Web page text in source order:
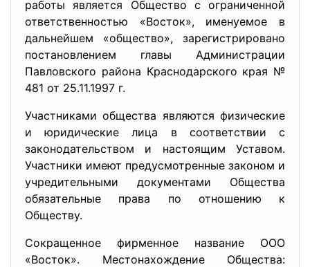
работы является Общество с ограниченной
ответственностью «Восток», именуемое в
дальнейшем «общество», зарегистрировано
постановлением главы Администрации
Павловского района Краснодарского края №
481 от 25.11.1997 г.
Участниками общества являются физические
и юридические лица в соответствии с
законодательством и настоящим Уставом.
Участники имеют предусмотренные законом и
учредительными документами Общества
обязательные права по отношению к
Обществу.
Сокращенное фирменное название ООО
«Восток». Местонахождение Общества: